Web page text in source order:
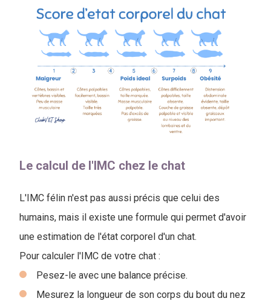
Le calcul de l'IMC chez le chat
L'IMC félin n'est pas aussi précis que celui des
humains, mais il existe une formule qui permet d'avoir
une estimation de l'état corporel d'un chat.
Pour calculer l'IMC de votre chat :
Pesez-le avec une balance précise.
Mesurez la longueur de son corps du bout du nez